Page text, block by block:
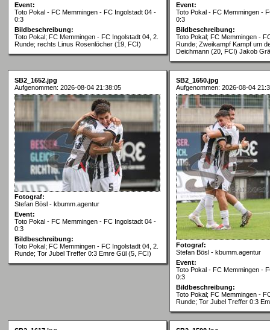
Event:
Toto Pokal - FC Memmingen - FC Ingolstadt 04 -
0:3
Bildbeschreibung:
Toto Pokal; FC Memmingen - FC Ingolstadt 04, 2.
Runde; rechts Linus Rosenlöcher (19, FCI)
Event:
Toto Pokal - FC Memmingen -
0:3
Bildbeschreibung:
Toto Pokal; FC Memmingen -
Runde; Zweikampf Kampf um
Deichmann (20, FCI) Jakob
SB2_1652.jpg
Aufgenommen: 2026-08-04 21:38:05
Fotograf:
Stefan Bösl - kbumm.agentur
Event:
Toto Pokal - FC Memmingen - FC Ingolstadt 04 -
0:3
Bildbeschreibung:
Toto Pokal; FC Memmingen - FC Ingolstadt 04, 2.
Runde; Tor Jubel Treffer 0:3 Emre Gül (5, FCI)
SB2_1650.jpg
Aufgenommen: 2026-08-04
Fotograf:
Stefan Bösl - kbumm.agentur
Event:
Toto Pokal - FC Memmingen -
0:3
Bildbeschreibung:
Toto Pokal; FC Memmingen -
Runde; Tor Jubel Treffer 0:3